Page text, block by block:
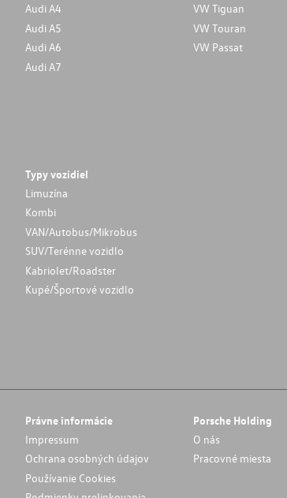
Audi A4
Audi A5
Audi A6
Audi A7
VW Tiguan
VW Touran
VW Passat
Typy vozidiel
Limuzína
Kombi
VAN/Autobus/Mikrobus
SUV/Terénne vozidlo
Kabriolet/Roadster
Kupé/Športové vozidlo
Právne informácie
Impressum
Ochrana osobných údajov
Používanie Cookies
Porsche Holding
O nás
Pracovné miesta